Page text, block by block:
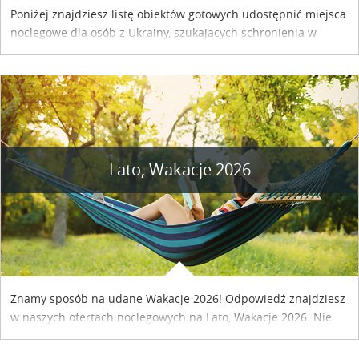
Poniżej znajdziesz listę obiektów gotowych udostępnić miejsca
noclegowe dla osób z Ukrainy, szukających schronienia w
Lato, Wakacje 2026
Znamy sposób na udane Wakacje 2026! Odpowiedź znajdziesz
w naszych ofertach noclegowych na Lato, Wakacje 2026. Nie
zwlekaj atrakcyjne noclegi czekają...